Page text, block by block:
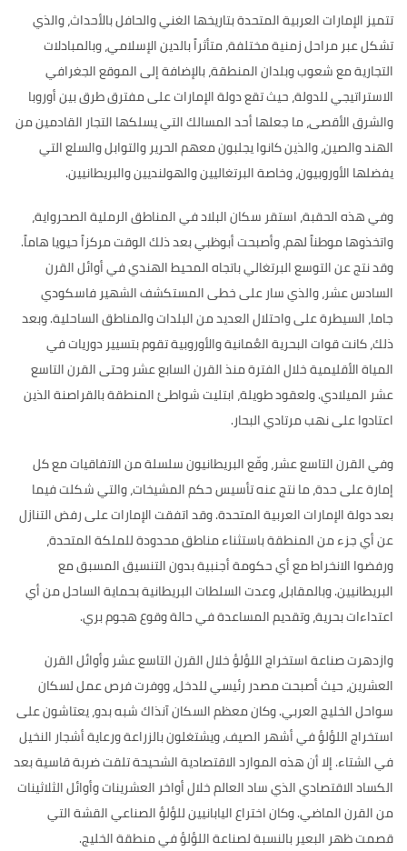
تتميز الإمارات العربية المتحدة بتاريخها الغني والحافل بالأحداث، والذي
تشكل عبر مراحلزمنية مختلفة، متأثراً بالدين الإسلامي، وبالمبادلات
التجارية مع شعوب وبلدان المنطقة، بالإضافة إلى الموقع الجغرافي
الاستراتيجي للدولة، حيث تقع دولة الإمارات على مفترق طرق بين أوروبا
والشرق الأقصى، ما جعلها أحد المسالك التي يسلكها التجار القادمين من
الهند والصين، والذين كانوا يجلبون معهم الحرير والتوابل والسلع التي
يفضلها الأوروبيون، وخاصة البرتغاليين والهولنديين والبريطانيين.
وفي هذه الحقبة،استقر سكان البلاد في المناطق الرملية الصحرواية،
واتخذوها موطناً لهم، وأصبحت أبوظبي بعد ذلك الوقت مركزاً حيويا هاماً.
وقد نتج عن التوسع البرتغالي باتجاه المحيط الهندي في أوائل القرن
السادس عشر، والذي سار على خطى المستكشف الشهير فاسكودي
جاما، السيطرة على واحتلال العديد من البلدات والمناطق الساحلية.وبعد
ذلك، كانت قوات البحرية العُمانية والأوروبية تقوم بتسيير دوريات في
المياة الأقليمية خلال الفترة منذ القرن السابع عشر وحتى القرن التاسع
عشر الميلادي.ولعقود طويلة، ابتليت شواطئ المنطقة بالقراصنة الذين
اعتادوا على نهب مرتادي البحار.
وفي القرن التاسع عشر، وقّع البريطانيون سلسلة من الاتفاقيات مع كل
إمارة على حدة، ما نتج عنه تأسيس حكم المشيخات، والتي شكلت فيما
بعد دولة الإمارات العربية المتحدة.وقد اتفقت الإمارات على رفض التنازل
عن أي جزء من المنطقة باستثناء مناطق محدودة للملكة المتحدة،
ورفضوا الانخراط مع أي حكومة أجنبية بدون التنسيق المسبق مع
البريطانيين.وبالمقابل، وعدت السلطات البريطانية بحماية الساحل من أي
اعتداءات بحرية، وتقديم المساعدة في حالة وقوع هجوم بري.
وازدهرت صناعة استخراج اللؤلؤ خلال القرن التاسع عشر وأوائل القرن
العشرين، حيث أصبحت مصدر رئيسي للدخل، ووفرت فرص عمل لسكان
سواحل الخليج العربي.وكان معظم السكان آنذاك شبه بدو، يعتاشون على
استخراج اللؤلؤ في أشهر الصيف، ويشتغلون بالزراعة ورعاية أشجار النخيل
في الشتاء.إلا أن هذه الموارد الاقتصادية الشحيحة تلقت ضربة قاسية بعد
الكساد الاقتصادي الذي ساد العالم خلال أواخر العشرينات وأوائل الثلاثينات
من القرن الماضي.وكان اختراع اليابانيين للؤلؤ الصناعي القشة التي
قصمت ظهر البعير بالنسبة لصناعة اللؤلؤ في منطقة الخليج.